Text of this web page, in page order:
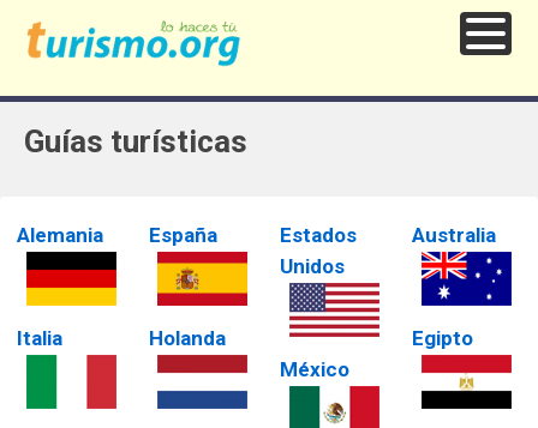
Guías turísticas
Alemania
Italia
España
Holanda
Estados
Unidos
México
Australia
Egipto